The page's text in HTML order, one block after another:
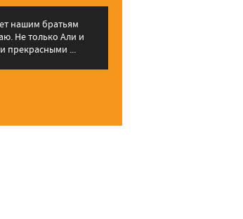
нашим братьям
Не только Али и
прекрасными ...